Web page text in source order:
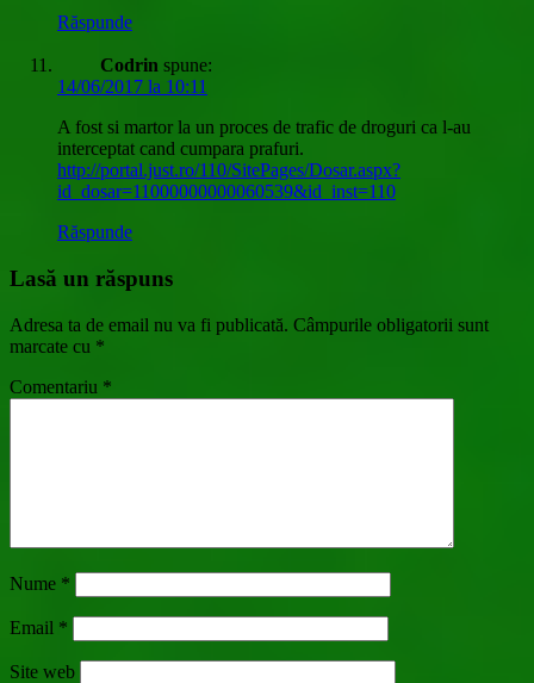
Răspunde
Codrin spune:
14/06/2017 la 10:11
A fost si martor la un proces de trafic de droguri ca l-au
interceptat cand cumpara prafuri.
http://portal.just.ro/110/SitePages/Dosar.aspx?
id_dosar=11000000000060539&id_inst=110
Răspunde
Lasă un răspuns
Adresa ta de email nu va fi publicată. Câmpurile obligatorii sunt
marcate cu *
Comentariu *
Nume *
Email *
Site web